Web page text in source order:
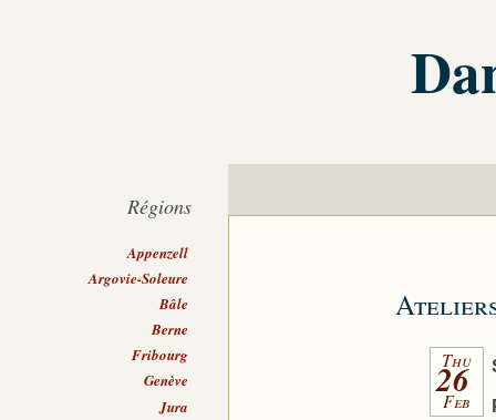
Thu
26
Feb
Régions
Appenzell
Argovie-Soleure
Bâle
Berne
Fribourg
Genève
Jura